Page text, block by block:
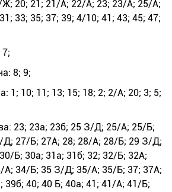
20; 21; 21/А; 22/А; 23; 23/А; 25/А;
33; 35; 37; 39; 4/10; 41; 43; 45; 47;
7;
8; 9;
1; 10; 11; 13; 15; 18; 2; 2/А; 20; 3; 5;
23; 23а; 23б; 25 З/Д; 25/А; 25/Б;
Д; 27/Б; 27А; 28; 28/А; 28/Б; 29 З/Д;
Б; 30а; 31а; 31б; 32; 32/Б; 32А;
А; 34/Б; 35 З/Д; 35/А; 35/Б; 37; 37А;
39б; 40; 40 Б; 40а; 41; 41/А; 41/Б;